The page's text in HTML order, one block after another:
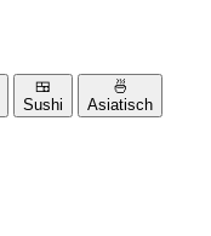
🍱
Sushi
🍜
Asiatisch